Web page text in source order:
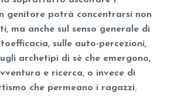
genitore potrà concentrarsi non
ma anche sul senso generale di
sulle auto-percezioni,
archetipi di sè che emergono,
e ricerca, o invece di
che permeano i ragazzi.